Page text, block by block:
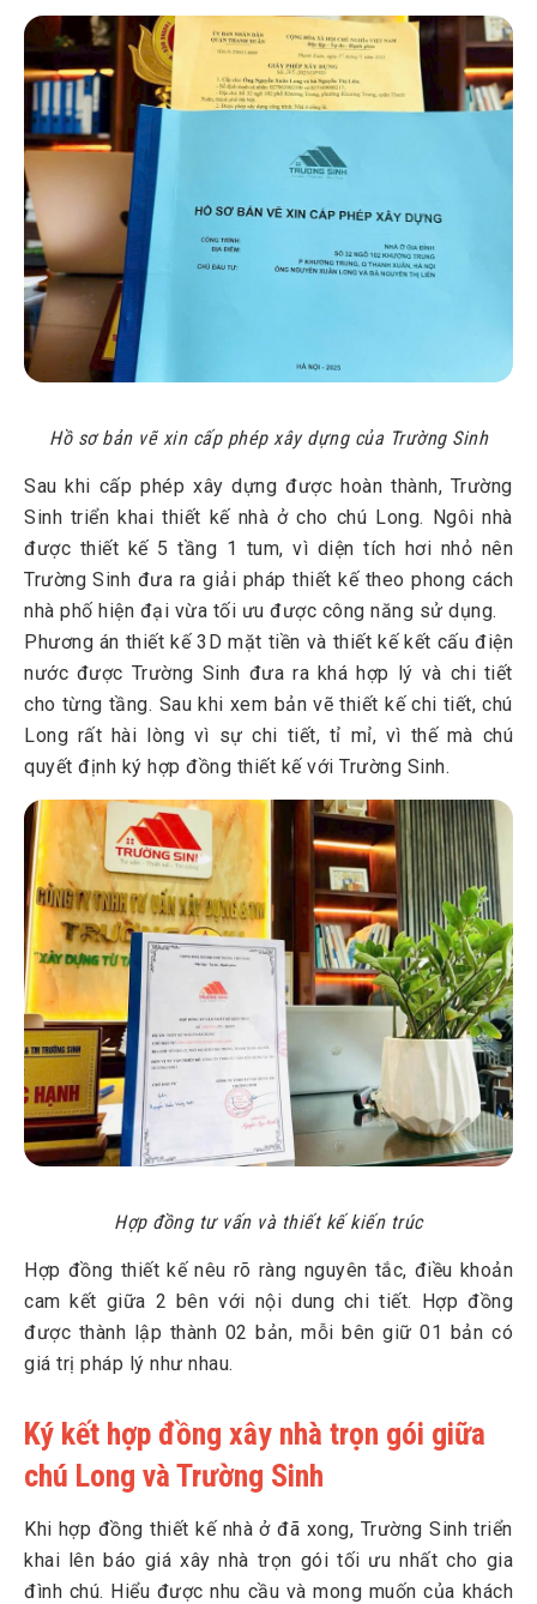
Hồ sơ bản vẽ xin cấp phép xây dựng của Trường Sinh
Sau khi cấp phép xây dựng được hoàn thành, Trường
Sinh triển khai thiết kế nhà ở cho chú Long. Ngôi nhà
được thiết kế 5 tầng 1 tum, vì diện tích hơi nhỏ nên
Trường Sinh đưa ra giải pháp thiết kế theo phong cách
nhà phố hiện đại vừa tối ưu được công năng sử dụng.
Phương án thiết kế 3D mặt tiền và thiết kế kết cấu điện
nước được Trường Sinh đưa ra khá hợp lý và chi tiết
cho từng tầng. Sau khi xem bản vẽ thiết kế chi tiết, chú
Long rất hài lòng vì sự chi tiết, tỉ mỉ, vì thế mà chú
quyết định ký hợp đồng thiết kế với Trường Sinh.
Hợp đồng tư vấn và thiết kế kiến trúc
Hợp đồng thiết kế nêu rõ ràng nguyên tắc, điều khoản
cam kết giữa 2 bên với nội dung chi tiết. Hợp đồng
được thành lập thành 02 bản, mỗi bên giữ 01 bản có
giá trị pháp lý như nhau.
Ký kết hợp đồng xây nhà trọn gói giữa
chú Long và Trường Sinh
Khi hợp đồng thiết kế nhà ở đã xong, Trường Sinh triển
khai lên báo giá xây nhà trọn gói tối ưu nhất cho gia
đình chú. Hiểu được nhu cầu và mong muốn của khách